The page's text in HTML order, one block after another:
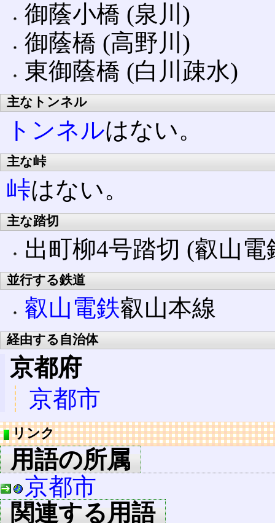
御蔭小橋 (泉川)
御蔭橋 (高野川)
東御蔭橋 (白川疎水)
主なトンネル
トンネルはない。
主な峠
峠はない。
主な踏切
出町柳4号踏切 (叡山
並行する鉄道
叡山電鉄叡山本線
経由する自治体
京都府
京都市
リンク
用語の所属
京都市
関連する用語